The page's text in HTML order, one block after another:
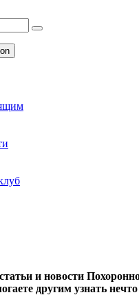
и новости
другим узнать